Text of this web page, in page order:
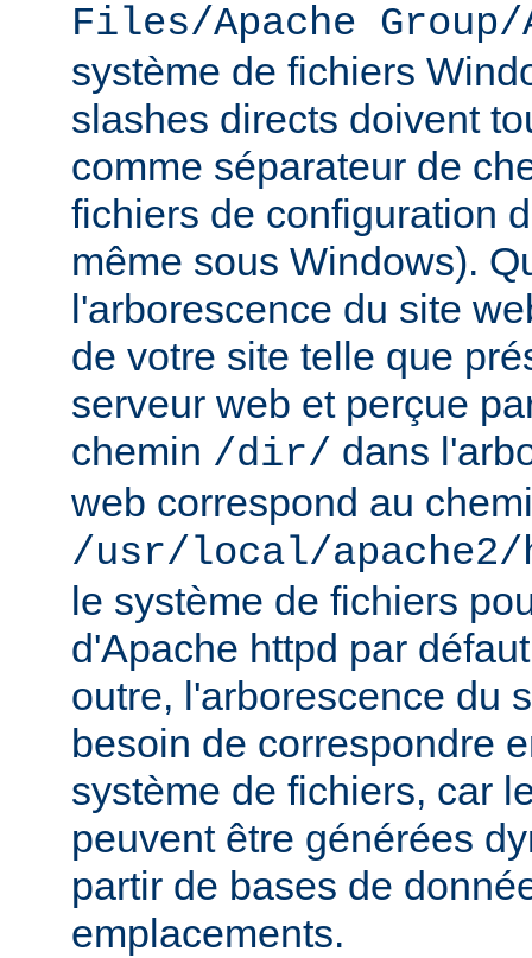
Files/Apache Group/
système de fichiers
slashes directs doivent
comme séparateur de
fichiers de configuration
même sous Windows).
l'arborescence du site
de votre site telle que
serveur web et perçue
chemin /dir/ dans
web correspond au
/usr/local/
le système de fichiers
d'Apache httpd par
outre, l'arborescence du
besoin de correspondre
système de fichiers, car
peuvent être générées
partir de bases de
emplacements.